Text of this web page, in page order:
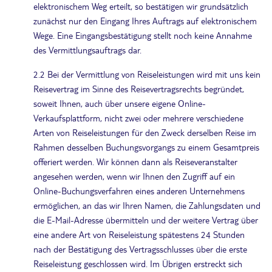
elektronischem Weg erteilt, so bestätigen wir grundsätzlich
zunächst nur den Eingang Ihres Auftrags auf elektronischem
Wege. Eine Eingangsbestätigung stellt noch keine Annahme
des Vermittlungsauftrags dar.
2.2 Bei der Vermittlung von Reiseleistungen wird mit uns kein
Reisevertrag im Sinne des Reisevertragsrechts begründet,
soweit Ihnen, auch über unsere eigene Online-
Verkaufsplattform, nicht zwei oder mehrere verschiedene
Arten von Reiseleistungen für den Zweck derselben Reise im
Rahmen desselben Buchungsvorgangs zu einem Gesamtpreis
offeriert werden. Wir können dann als Reiseveranstalter
angesehen werden, wenn wir Ihnen den Zugriff auf ein
Online-Buchungsverfahren eines anderen Unternehmens
ermöglichen, an das wir Ihren Namen, die Zahlungsdaten und
die E-Mail-Adresse übermitteln und der weitere Vertrag über
eine andere Art von Reiseleistung spätestens 24 Stunden
nach der Bestätigung des Vertragsschlusses über die erste
Reiseleistung geschlossen wird. Im Übrigen erstreckt sich